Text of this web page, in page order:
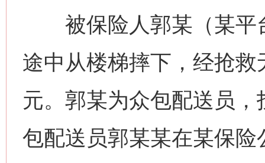
被保险人郭某（某平
途中从楼梯摔下，经抢
元。郭某为众包配送员
包配送员郭某某在某保